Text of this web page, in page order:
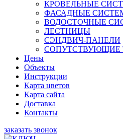
КРОВЕЛЬНЫЕ
ФАСАДНЫЕ
ВОДОСТОЧНЫЕ
ЛЕСТНИЦЫ
СЭНДВИЧ-ПАНЕЛИ
СОПУТСТВУЮЩИЕ
Цены
Объекты
Инструкции
Карта цветов
Карта сайта
Доставка
Контакты
заказать звонок